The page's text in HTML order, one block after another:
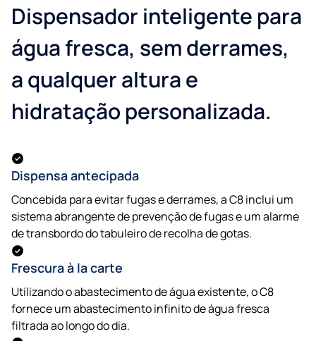
Dispensador inteligente para
água fresca, sem derrames,
a qualquer altura e
hidratação personalizada.
Dispensa antecipada
Concebida para evitar fugas e derrames, a C8 inclui um
sistema abrangente de prevenção de fugas e um alarme
de transbordo do tabuleiro de recolha de gotas.
Frescura à la carte
Utilizando o abastecimento de água existente, o C8
fornece um abastecimento infinito de água fresca
filtrada ao longo do dia.